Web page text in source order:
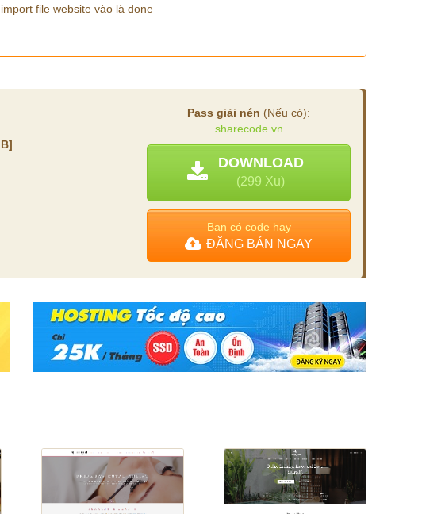
file website vào là done
Pass giải nén (Nếu có):
sharecode.vn
DOWNLOAD
(299 Xu)
Bạn có code hay
ĐĂNG BÁN NGAY